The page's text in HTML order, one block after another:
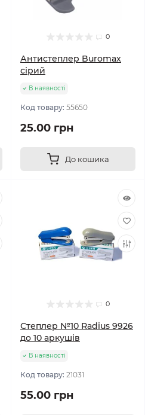
0
Антистеплер Buromax
сірий
В наявності
Код товару: 55650
25.00 грн
До кошика
0
Степлер №10 Radius 9926
до 10 аркушів
В наявності
Код товару: 21031
55.00 грн